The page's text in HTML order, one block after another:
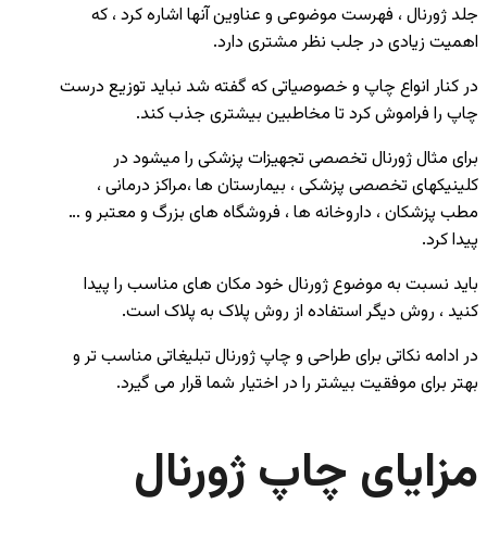
جلد ژورنال ، فهرست موضوعی و عناوین آنها اشاره کرد ، که
اهمیت زیادی در جلب نظر مشتری دارد.
در کنار انواع چاپ و خصوصیاتی که گفته شد نباید توزیع درست
چاپ را فراموش کرد تا مخاطبین بیشتری جذب کند.
برای مثال ژورنال تخصصی تجهیزات پزشکی را میشود در
کلینیکهای تخصصی پزشکی ، بیمارستان ها ،مراکز درمانی ،
مطب پزشکان ، داروخانه ها ، فروشگاه های بزرگ و معتبر و …
پیدا کرد.
باید نسبت به موضوع ژورنال خود مکان های مناسب را پیدا
کنید ، روش دیگر استفاده از روش پلاک به پلاک است.
در ادامه نکاتی برای طراحی و چاپ ژورنال تبلیغاتی مناسب تر و
بهتر برای موفقیت بیشتر را در اختیار شما قرار می گیرد.
مزایای چاپ ژورنال